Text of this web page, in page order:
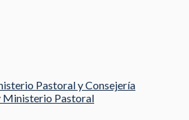
Pastoral y Consejería
Ministerio Pastoral